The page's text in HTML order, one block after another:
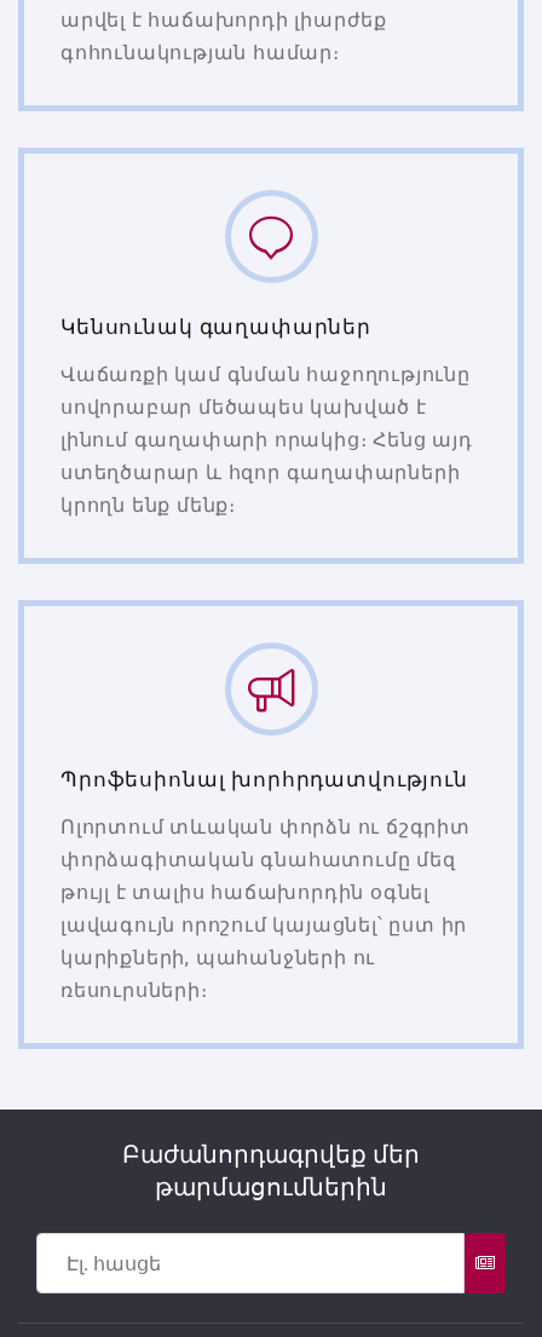
արվել է հաճախորդի լիարժեք
գոհունակության համար։
Կենսունակ գաղափարներ
Վաճառքի կամ գնման հաջողությունը
սովորաբար մեծապես կախված է
լինում գաղափարի որակից։ Հենց այդ
ստեղծարար և հզոր գաղափարների
կրողն ենք մենք։
Պրոֆեսիոնալ խորհրդատվություն
Ոլորտում տևական փորձն ու ճշգրիտ
փորձագիտական գնահատումը մեզ
թույլ է տալիս հաճախորդին օգնել
լավագույն որոշում կայացնել՝ ըստ իր
կարիքների, պահանջների ու
ռեսուրսների։
Բաժանորդագրվեք մեր
թարմացումներին